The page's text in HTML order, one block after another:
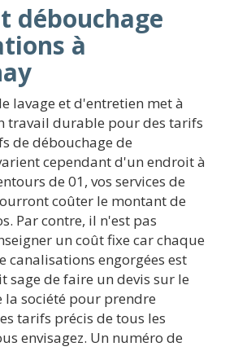
débouchage
à
lavage et d'entretien met à
travail durable pour des tarifs
de débouchage de
cependant d'un endroit à
de 01, vos services de
coûter le montant de
Par contre, il n'est pas
un coût fixe car chaque
canalisations engorgées est
sage de faire un devis sur le
la société pour prendre
tarifs précis de tous les
envisagez. Un numéro de